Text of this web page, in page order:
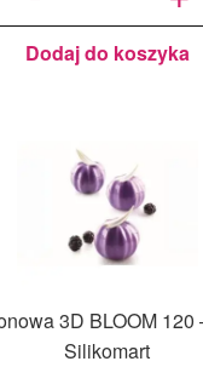
80 mm -
Silikomart
Dodaj do koszyka
3D BLOOM 120
Silikomart